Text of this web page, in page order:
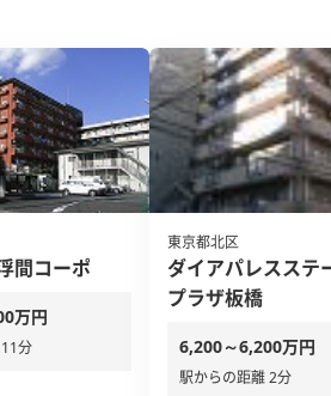
間コーポ
万円
分
東京都北区
ダイアパレスステ
プラザ板橋
6,200～6,200万円
駅からの距離 2分